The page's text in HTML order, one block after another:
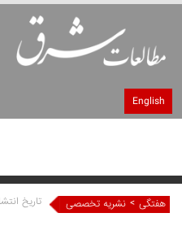
English
هفتگی > نشریه تخصصی تاریخ